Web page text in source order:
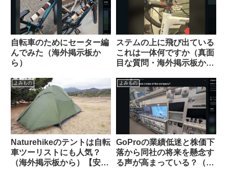
自転車のためにセーター編
んでみた（海外掲示板か
ら）
ステムの上に飛び出ている
これは一体何ですか（真面
目な質問・海外掲示板か
よみもの
Naturehikeのテントは自転
車ツーリストにも人気？
（海外掲示板から）【安
よみもの
GoProの業績低迷と株価下
落から同社の将来を懸念す
る声が高まっている？（海